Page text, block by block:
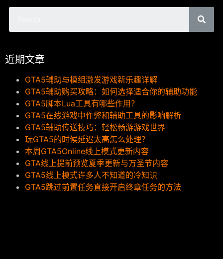
近期文章
GTA5辅助与模组激发游戏新乐趣详解
GTA5辅助购买攻略：如何选择适合你的辅助功能
GTA5脚本Lua工具有哪些作用？
GTA5在线游戏中作弊和辅助工具的影响解析
GTA5辅助传送技巧：轻松畅游游戏世界
玩GTA5的时候延迟太高怎么处理？
本周GTA5Online线上模式更新内容
GTA线上提前预览夏季更新与万圣节内容
GTA5线上模式许多人不知道的冷知识
GTA5跳过前置任务直接开启终章任务的方法